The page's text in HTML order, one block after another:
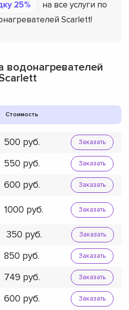
25%
на все услуги по
Scarlett!
водонагревателей
Стоимость
500 Заказать
550 Заказать
600 Заказать
1000 Заказать
350 Заказать
850 Заказать
749 Заказать
600 Заказать